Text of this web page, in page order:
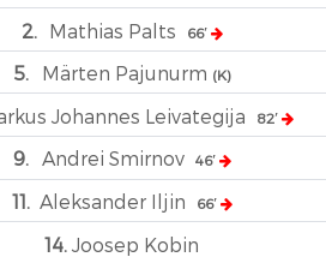
2. Mathias Palts 66′
5. Märten Pajunurm (K)
Johannes Leivategija 82′
9. Andrei Smirnov46′
11. Aleksander Iljin 66′
14. Joosep Kobin